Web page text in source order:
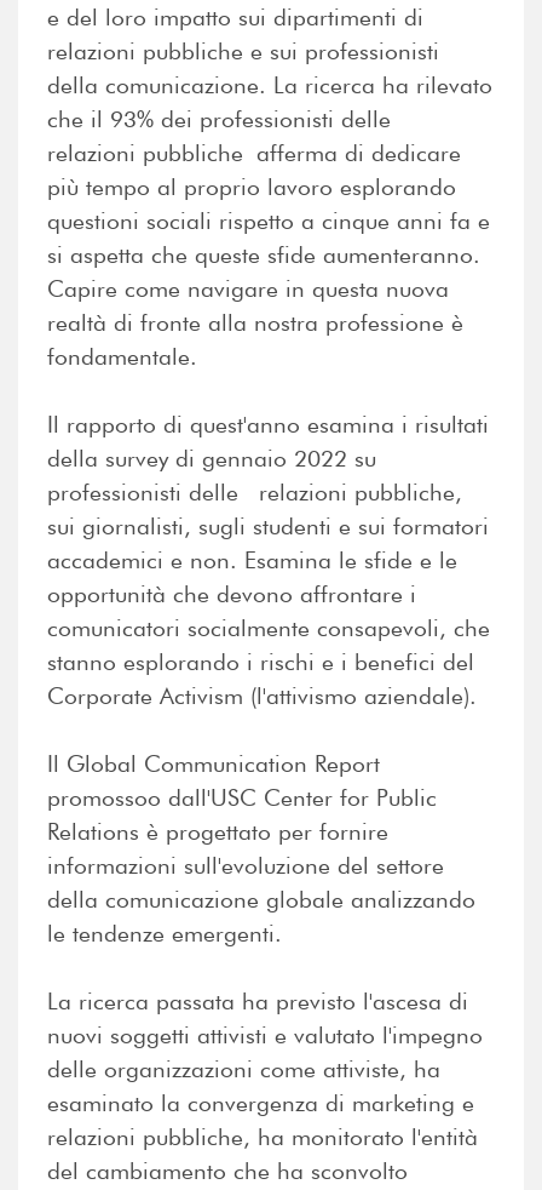
e del loro impatto sui dipartimenti di
relazioni pubbliche e sui professionisti
della comunicazione. La ricerca ha rilevato
che il 93% dei professionisti delle
relazioni pubbliche afferma di dedicare
più tempo al proprio lavoro esplorando
questioni sociali rispetto a cinque anni fa e
si aspetta che queste sfide aumenteranno.
Capire come navigare in questa nuova
realtà di fronte alla nostra professione è
fondamentale.
Il rapporto di quest'anno esamina i risultati
della survey di gennaio 2022 su
professionisti delle relazioni pubbliche,
sui giornalisti, sugli studenti e sui formatori
accademici e non. Esamina le sfide e le
opportunità che devono affrontare i
comunicatori socialmente consapevoli, che
stanno esplorando i rischi e i benefici del
Corporate Activism (l'attivismo aziendale).
Il Global Communication Report
promossoo dall'USC Center for Public
Relations è progettato per fornire
informazioni sull'evoluzione del settore
della comunicazione globale analizzando
le tendenze emergenti.
La ricerca passata ha previsto l'ascesa di
nuovi soggetti attivisti e valutato l'impegno
delle organizzazioni come attiviste, ha
esaminato la convergenza di marketing e
relazioni pubbliche, ha monitorato l'entità
del cambiamento che ha sconvolto